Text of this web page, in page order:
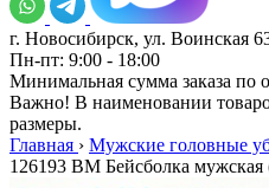
г. Новосибирск, ул. Воинская
Пн-пт: 9:00 - 18:00
Минимальная сумма заказа по
Важно! В наименовании
размеры.
Главная › Мужские головные
126193 BM Бейсболка мужская